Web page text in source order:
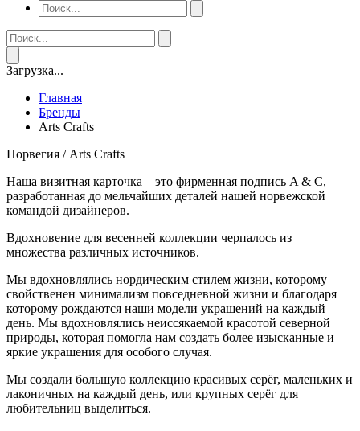
Загрузка...
Главная
Бренды
Аrts Сrafts
Норвегия / Аrts Сrafts
Наша визитная карточка – это фирменная подпись A & C,
разработанная до мельчайших деталей нашей норвежской
командой дизайнеров.
Вдохновение для весенней коллекции черпалось из
множества различных источников.
Мы вдохновлялись нордическим стилем жизни, которому
свойственен минимализм повседневной жизни и благодаря
которому рождаются наши модели украшений на каждый
день. Мы вдохновлялись неиссякаемой красотой северной
природы, которая помогла нам создать более изысканные и
яркие украшения для особого случая.
Мы создали большую коллекцию красивых серёг, маленьких и
лаконичных на каждый день, или крупных серёг для
любительниц выделиться.